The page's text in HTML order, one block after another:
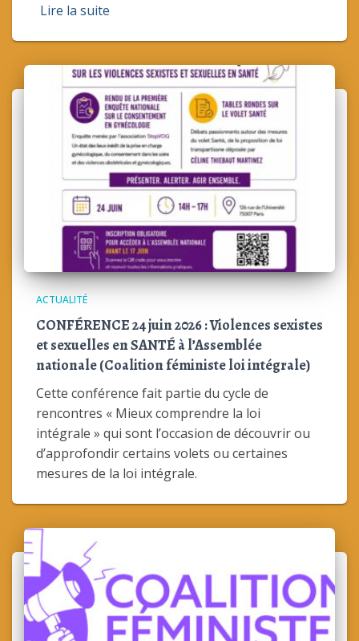
Lire la suite
ACTUALITÉ
CONFÉRENCE 24 juin 2026 : Violences sexistes
et sexuelles en SANTÉ à l’Assemblée
nationale (Coalition féministe loi intégrale)
Cette conférence fait partie du cycle de
rencontres « Mieux comprendre la loi
intégrale » qui sont l’occasion de découvrir ou
d’approfondir certains volets ou certaines
mesures de la loi intégrale.